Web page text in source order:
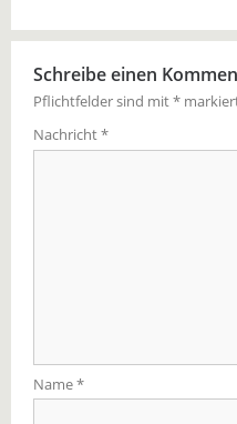
Schreibe einen
Pflichtfelder sind mit*
Nachricht*
Name*